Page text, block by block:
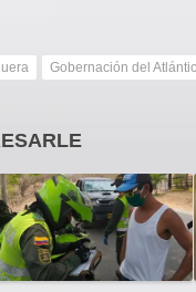
Gobernación del